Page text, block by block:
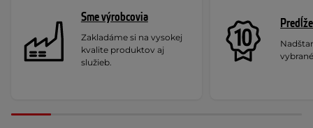
Sme výrobcovia
Zakladáme si na vysokej
kvalite produktov aj
služieb.